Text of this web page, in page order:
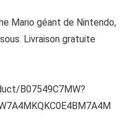
Mario géant de Nintendo,
Livraison gratuite
B07549C7MW?